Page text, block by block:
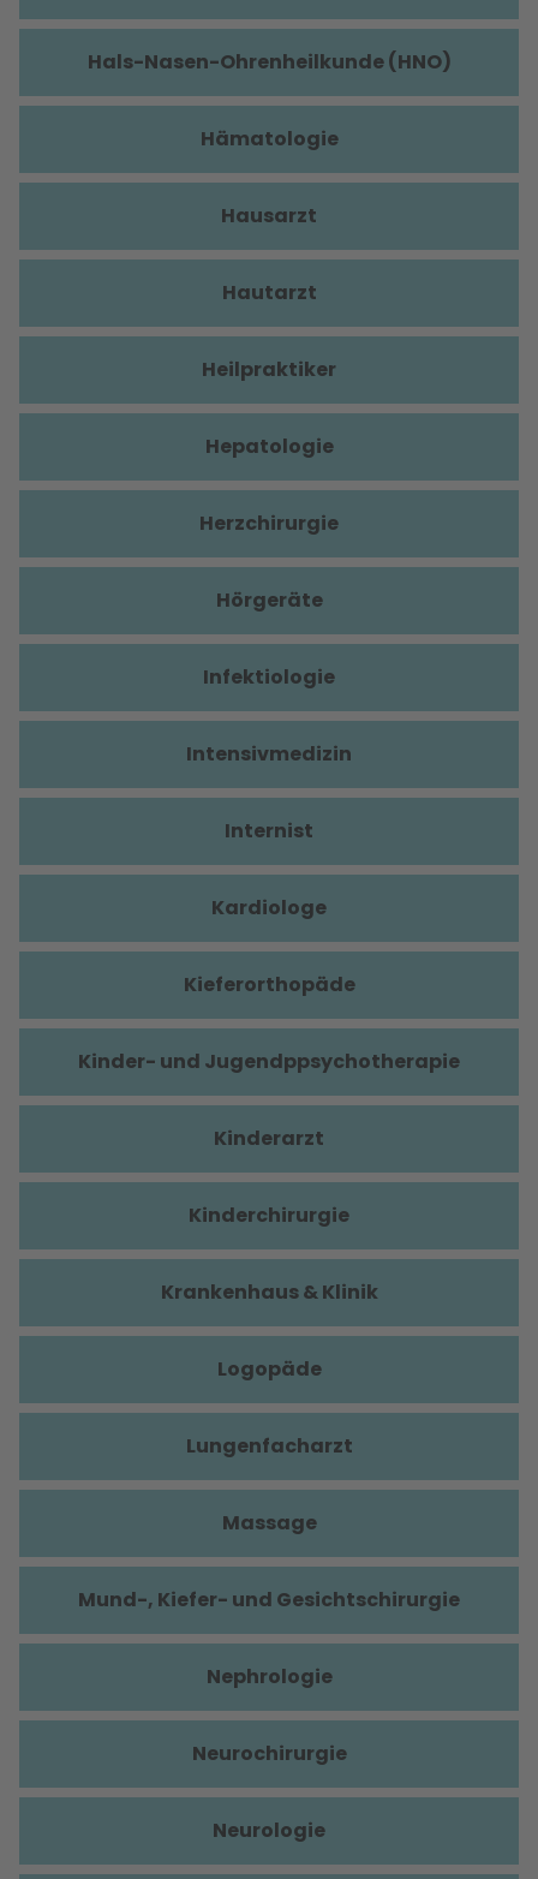
Hals-Nasen-Ohrenheilkunde (HNO)
Hämatologie
Hausarzt
Hautarzt
Heilpraktiker
Hepatologie
Herzchirurgie
Hörgeräte
Infektiologie
Intensivmedizin
Internist
Kardiologe
Kieferorthopäde
Kinder- und Jugendppsychotherapie
Kinderarzt
Kinderchirurgie
Krankenhaus & Klinik
Logopäde
Lungenfacharzt
Massage
Mund-, Kiefer- und Gesichtschirurgie
Nephrologie
Neurochirurgie
Neurologie